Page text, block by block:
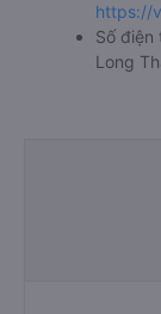
https://
Số điện
Long